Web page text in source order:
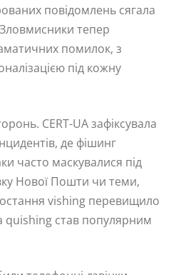
повідомлень сягала
тепер
помилок, з
під кожну
CERT-UA зафіксувала
де фішинг
часто маскувалися під
Нової Пошти чи теми,
vishing перевищило
quishing став популярним